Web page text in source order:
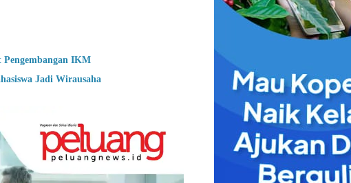
Pengembangan IKM
Jadi Wirausaha